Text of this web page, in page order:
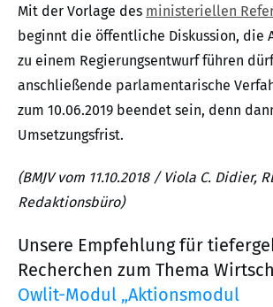
Mit der Vorlage des ministeriellen
beginnt die öffentliche Diskussion, die
zu einem Regierungsentwurf führen
anschließende parlamentarische
zum 10.06.2019 beendet sein, denn
Umsetzungsfrist.
(BMJV vom 11.10.2018 / Viola C. Didier,
Redaktionsbüro)
Unsere Empfehlung für
Recherchen zum Thema
Owlit-Modul „Aktionsmodul